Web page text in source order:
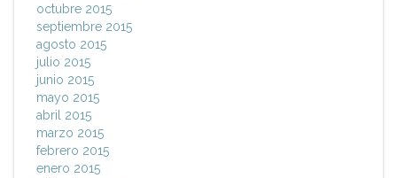
octubre 2015
septiembre 2015
agosto 2015
julio 2015
junio 2015
mayo 2015
abril 2015
marzo 2015
febrero 2015
enero 2015